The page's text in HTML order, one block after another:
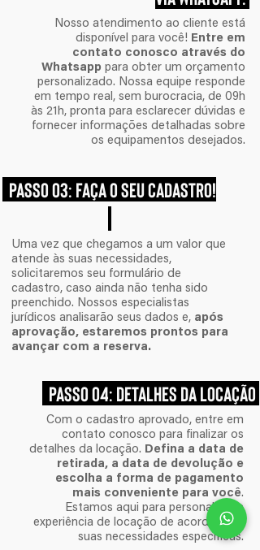
Nosso atendimento ao cliente está
disponível para você! Entre em
contato conosco através do
Whatsapp para obter um orçamento
personalizado. Nossa equipe responde
em tempo real, sem burocracia, de 09h
às 21h, pronta para esclarecer dúvidas e
fornecer informações detalhadas sobre
os equipamentos desejados.
PASSO 03: FAÇA O SEU CADASTRO!
Uma vez que chegamos a um valor que
atende às suas necessidades,
solicitaremos seu formulário de
cadastro, caso ainda não tenha sido
preenchido. Nossos especialistas
jurídicos analisarão seus dados e, após
aprovação, estaremos prontos para
avançar com a reserva.
PASSO 04: DETALHES DA LOCação
Com o cadastro aprovado, entre em
contato conosco para finalizar os
detalhes da locação. Defina a data de
retirada, a data de devolução e
escolha a forma de pagamento
mais conveniente para você.
Estamos aqui para personalizar a
experiência de locação de acordo com
suas necessidades específicas.